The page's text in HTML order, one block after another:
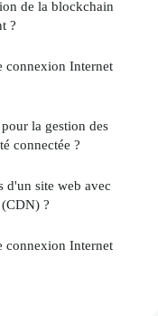
de la blockchain
?
connexion Internet
la gestion des
connectée ?
d'un site web avec
?
connexion Internet